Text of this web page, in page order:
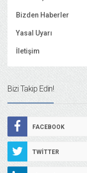
Bizden Haberler
Yasal Uyarı
İletişim
Bizi Takip Edin!
FACEBOOK
TWITTER